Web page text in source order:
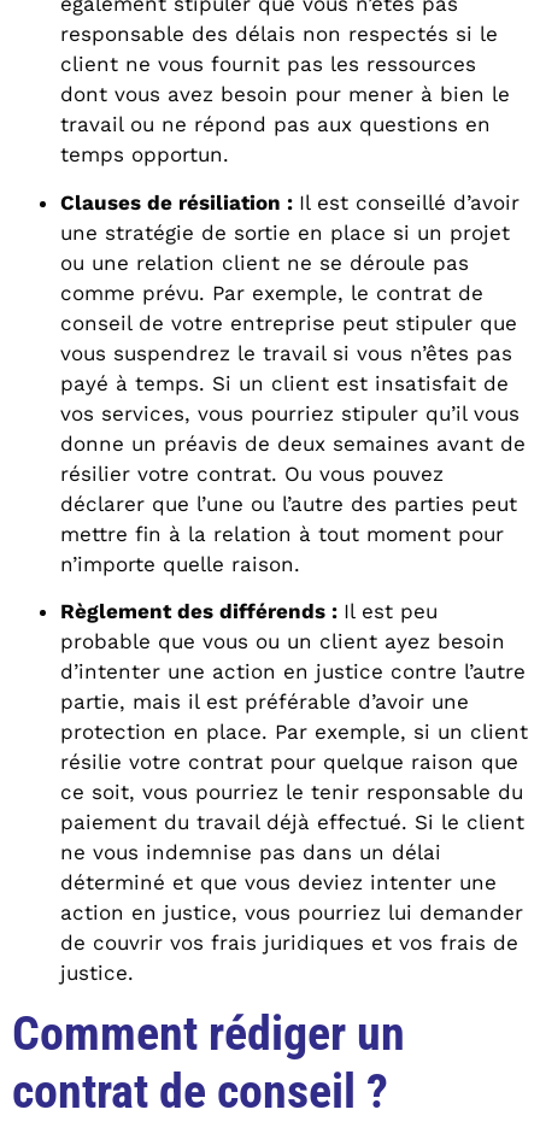
responsable des délais non respectés si le
client ne vous fournit pas les ressources
dont vous avez besoin pour mener à bien le
travail ou ne répond pas aux questions en
temps opportun.
Clauses de résiliation : Il est conseillé d’avoir
une stratégie de sortie en place si un projet
ou une relation client ne se déroule pas
comme prévu. Par exemple, le contrat de
conseil de votre entreprise peut stipuler que
vous suspendrez le travail si vous n’êtes pas
payé à temps. Si un client est insatisfait de
vos services, vous pourriez stipuler qu’il vous
donne un préavis de deux semaines avant de
résilier votre contrat. Ou vous pouvez
déclarer que l’une ou l’autre des parties peut
mettre fin à la relation à tout moment pour
n’importe quelle raison.
Règlement des différends : Il est peu
probable que vous ou un client ayez besoin
d’intenter une action en justice contre l’autre
partie, mais il est préférable d’avoir une
protection en place. Par exemple, si un client
résilie votre contrat pour quelque raison que
ce soit, vous pourriez le tenir responsable du
paiement du travail déjà effectué. Si le client
ne vous indemnise pas dans un délai
déterminé et que vous deviez intenter une
action en justice, vous pourriez lui demander
de couvrir vos frais juridiques et vos frais de
justice.
Comment rédiger un
contrat de conseil ?